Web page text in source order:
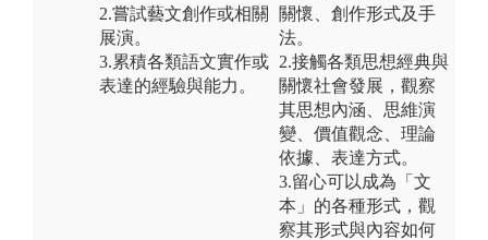
2.嘗試藝文創作或相關
展演。
3.累積各類語文實作或
表達的經驗與能力。
關懷、創作形式及手
法。
2.接觸各類思想經典與
關懷社會發展，觀察
其思想內涵、思維演
變、價值觀念、理論
依據、表達方式。
3.留心可以成為「文
本」的各種形式，觀
察其形式與內容如何